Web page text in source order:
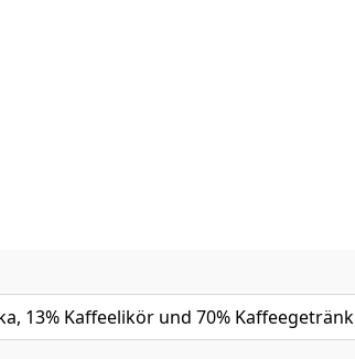
13% Kaffeelikör und 70% Kaffeegetränk